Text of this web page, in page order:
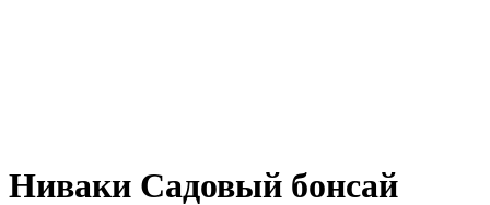
Ниваки Садовый бонсай